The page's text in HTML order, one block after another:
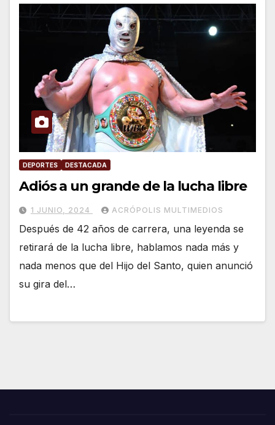
DEPORTES DESTACADA
Adiós a un grande de la lucha libre
1 JUNIO, 2024 ACRÓPOLIS MULTIMEDIOS
Después de 42 años de carrera, una leyenda se
retirará de la lucha libre, hablamos nada más y
nada menos que del Hijo del Santo, quien anunció
su gira del…